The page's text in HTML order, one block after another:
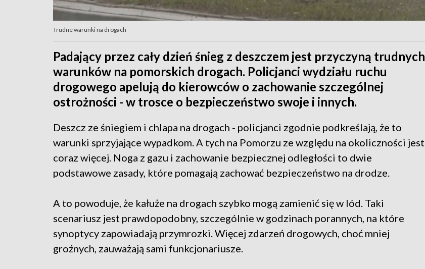
Trudne warunki na drogach
Padający przez cały dzień śnieg z deszczem jest przyczyną trudnych
warunków na pomorskich drogach. Policjanci wydziału ruchu
drogowego apelują do kierowców o zachowanie szczególnej
ostrożności - w trosce o bezpieczeństwo swoje i innych.
Deszcz ze śniegiem i chlapa na drogach - policjanci zgodnie podkreślają, że to
warunki sprzyjające wypadkom. A tych na Pomorzu ze względu na okoliczności jest
coraz więcej. Noga z gazu i zachowanie bezpiecznej odległości to dwie
podstawowe zasady, które pomagają zachować bezpieczeństwo na drodze.
A to powoduje, że kałuże na drogach szybko mogą zamienić się w lód. Taki
scenariusz jest prawdopodobny, szczególnie w godzinach porannych, na które
synoptycy zapowiadają przymrozki. Więcej zdarzeń drogowych, choć mniej
groźnych, zauważają sami funkcjonariusze.